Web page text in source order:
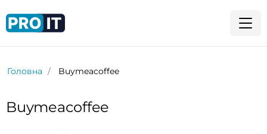
Головна Buymeacoffee
Buymeacoffee